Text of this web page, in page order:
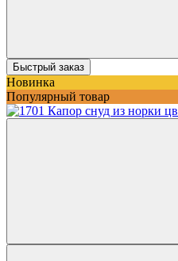
Быстрый заказ
Новинка
Популярный товар